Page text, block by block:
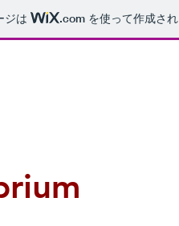
ジは .com を使って作成さ